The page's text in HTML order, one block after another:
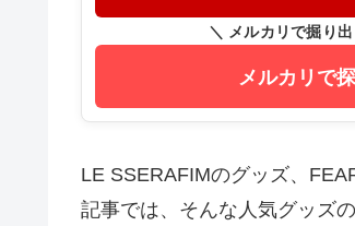
＼ メルカリで掘り
メルカリで
LE SSERAFIMのグッズ、
記事では、そんな人気グッズ